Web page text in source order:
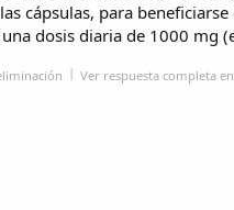
cápsulas, para
dosis diaria de 1000 mg
Ver respuesta completa